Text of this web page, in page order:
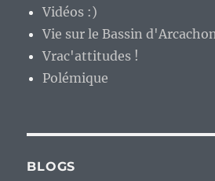
Vidéos :)
Vie sur le Bassin
Vrac'attitudes !
Polémique
BLOGS